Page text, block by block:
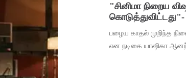
"சினிமா நிறைய
பழைய காதல் முறிந்த
என நடிகை யாஷிகா